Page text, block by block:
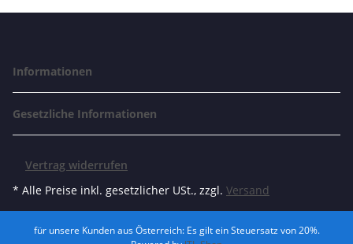
Informationen
Gesetzliche Informationen
Vertrag widerrufen
* Alle Preise inkl. gesetzlicher USt., zzgl. Versand
für unsere Kunden aus Österreich: Es gilt ein Steuersatz von 20%.